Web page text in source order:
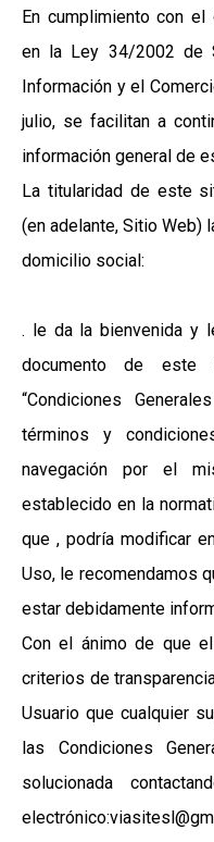
En cumplimiento con
en la Ley 34/2002 de
Información y el
julio, se facilitan a
información general de
La titularidad de este
(en adelante, Sitio Web)
domicilio social:
. le da la bienvenida y
documento de este
“Condiciones
términos y
navegación por el
establecido en la
que , podría modificar
Uso, le recomendamos
estar debidamente
Con el ánimo de que
criterios de
Usuario que cualquier
las Condiciones
solucionada